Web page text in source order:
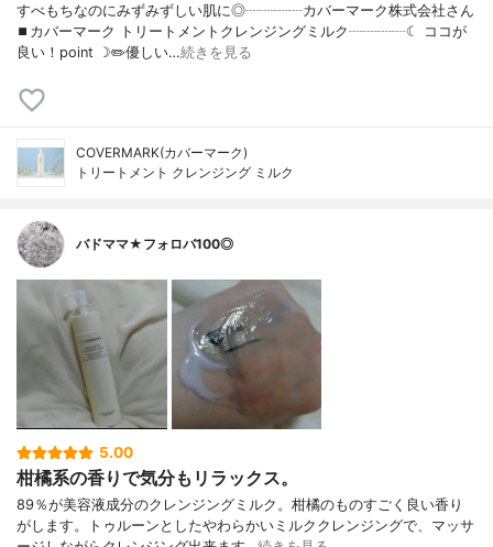
すべもちなのにみずみずしい肌に◎┈┈┈┈カバーマーク株式会社さん
⏹カバーマーク トリートメントクレンジングミルク┈┈┈┈☾ ココが
良い！point ☽✏️優しい…続きを見る
COVERMARK(カバーマーク)
トリートメント クレンジング ミルク
バドママ★フォロバ100◎
5.00
柑橘系の香りで気分もリラックス。
89％が美容液成分のクレンジングミルク。柑橘のものすごく良い香り
がします。トゥルーンとしたやわらかいミルククレンジングで、マッサ